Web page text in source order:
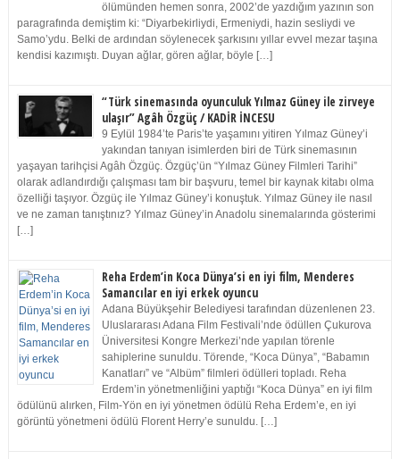
ölümünden hemen sonra, 2002’de yazdığım yazının son
paragrafında demiştim ki: “Diyarbekirliydi, Ermeniydi, hazin sesliydi ve
Samo’ydu. Belki de ardından söylenecek şarkısını yıllar evvel mezar taşına
kendisi kazımıştı. Duyan ağlar, gören ağlar, böyle […]
“Türk sinemasında oyunculuk Yılmaz Güney ile zirveye
ulaşır” Agâh Özgüç / KADİR İNCESU
9 Eylül 1984’te Paris’te yaşamını yitiren Yılmaz Güney’i
yakından tanıyan isimlerden biri de Türk sinemasının
yaşayan tarihçisi Agâh Özgüç. Özgüç’ün “Yılmaz Güney Filmleri Tarihi”
olarak adlandırdığı çalışması tam bir başvuru, temel bir kaynak kitabı olma
özelliği taşıyor. Özgüç ile Yılmaz Güney’i konuştuk. Yılmaz Güney ile nasıl
ve ne zaman tanıştınız? Yılmaz Güney’in Anadolu sinemalarında gösterimi
[…]
Reha Erdem’in Koca Dünya’si en iyi film, Menderes
Samancılar en iyi erkek oyuncu
Adana Büyükşehir Belediyesi tarafından düzenlenen 23.
Uluslararası Adana Film Festivali’nde ödüllen Çukurova
Üniversitesi Kongre Merkezi’nde yapılan törenle
sahiplerine sunuldu. Törende, “Koca Dünya”, “Babamın
Kanatları” ve “Albüm” filmleri ödülleri topladı. Reha
Erdem’in yönetmenliğini yaptığı “Koca Dünya” en iyi film
ödülünü alırken, Film-Yön en iyi yönetmen ödülü Reha Erdem’e, en iyi
görüntü yönetmeni ödülü Florent Herry’e sunuldu. […]